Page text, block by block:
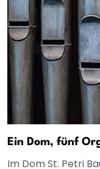
Ein Dom, fünf
Im Dom St. Petri